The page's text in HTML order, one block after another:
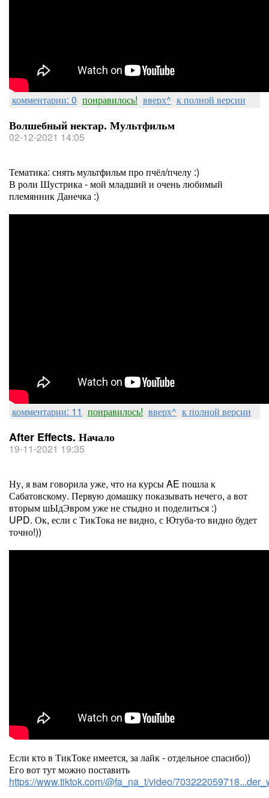
комментарии: 0 понравилось! вверх^ к полной версии
Волшебный нектар. Мультфильм
02-12-2021 14:05
Тематика: снять мультфильм про пчёл/пчелу :)
В роли Шустрика - мой младший и очень любимый
племянник Данечка :)
комментарии: 11 понравилось! вверх^ к полной версии
After Effects. Начало
19-11-2021 19:35
Ну, я вам говорила уже, что на курсы AE пошла к
Сабатовскому. Первую домашку показывать нечего, а вот
вторым шЫдЭвром уже не стыдно и поделиться :)
UPD. Ок, если с ТикТока не видно, с Ютуба-то видно будет
точно!))
Если кто в ТикТоке имеется, за лайк - отдельное спасибо))
Его вот тут можно поставить
https://www.tiktok.com/@fa_na_t/video/